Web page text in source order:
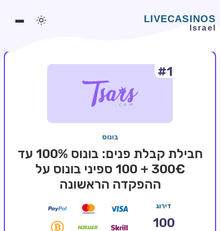
משחקים אונליין
בלאקג'ק אונליין
בונוסים בקזינו אונליין
#1
בונוס
חבילת קבלת פנים: בונוס 100% עד
300€ + 100 ספיני בונוס על
ההפקדה הראשונה
דירוג
100